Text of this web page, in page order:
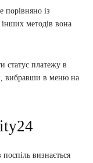
порівняно із
методів вона
статус платежу в
вибравши в меню на
визнається